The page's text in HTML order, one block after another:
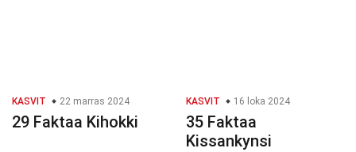
KASVIT 22 marras 2024
29 Faktaa Kihokki
KASVIT 16 loka 2024
35 Faktaa
Kissankynsi